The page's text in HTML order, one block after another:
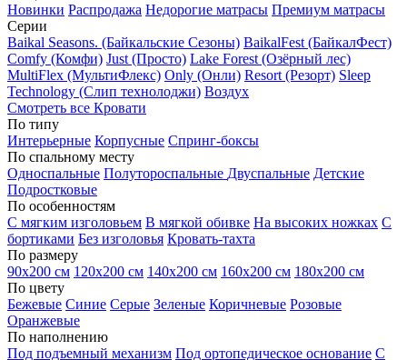
Новинки Распродажа Недорогие матрасы Премиум матрасы
Серии
Baikal Seasons. (Байкальские Сезоны) BaikalFest (БайкалФест)
Comfy (Комфи) Just (Просто) Lake Forest (Озёрный лес)
MultiFlex (МультиФлекс) Only (Онли) Resort (Резорт) Sleep
Technology (Слип технолоджи) Воздух
Смотреть все Кровати
По типу
Интерьерные Корпусные Спринг-боксы
По спальному месту
Односпальные Полутороспальные Двуспальные Детские
Подростковые
По особенностям
С мягким изголовьем В мягкой обивке На высоких ножках С
бортиками Без изголовья Кровать-тахта
По размеру
90х200 см 120х200 см 140х200 см 160х200 см 180х200 см
По цвету
Бежевые Синие Серые Зеленые Коричневые Розовые
Оранжевые
По наполнению
Под подъемный механизм Под ортопедическое основание С